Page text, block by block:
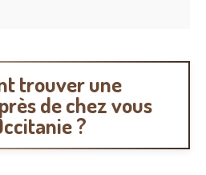
trouver une
de chez vous
?